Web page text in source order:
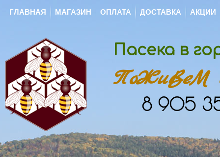
Пасека в
ПоЖиВеМ
8 905
ГЛАВНАЯ МАГАЗИН ОПЛАТА ДОСТАВКА АКЦИИ